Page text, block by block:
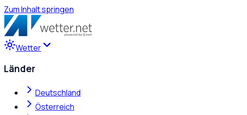
Zum Inhalt springen
Wetter
Länder
Deutschland
Österreich